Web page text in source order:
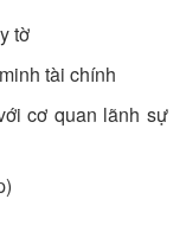
tờ
tài chính
cơ quan lãnh sự